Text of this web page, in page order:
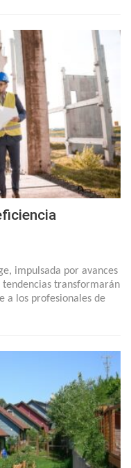
impulsada por avances
tendencias transformarán
a los profesionales de